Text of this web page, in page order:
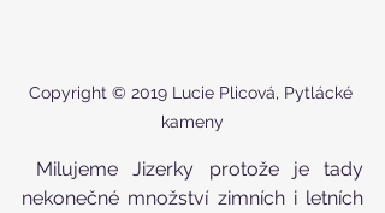
Copyright © 2019 Lucie Plicová, Pytlácké
kameny
nekonečné množství zimních i letních